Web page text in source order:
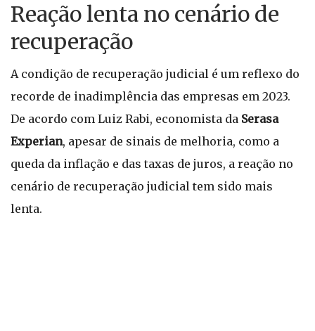
Reação lenta no cenário de
recuperação
A condição de recuperação judicial é um reflexo do
recorde de inadimplência das empresas em 2023.
De acordo com Luiz Rabi, economista da Serasa
Experian, apesar de sinais de melhoria, como a
queda da inflação e das taxas de juros, a reação no
cenário de recuperação judicial tem sido mais
lenta.